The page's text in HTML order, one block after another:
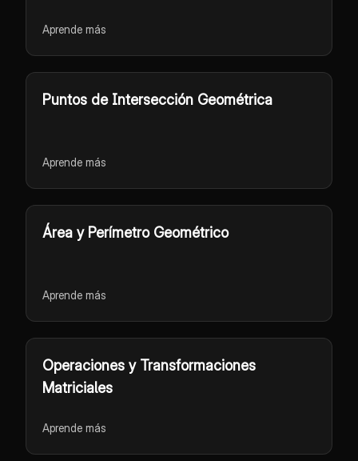
Aprende más
Puntos de Intersección Geométrica
Aprende más
Área y Perímetro Geométrico
Aprende más
Operaciones y Transformaciones
Matriciales
Aprende más